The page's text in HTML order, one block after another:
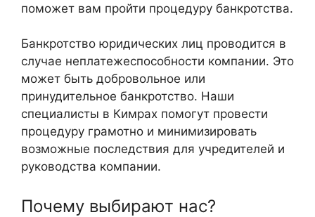
поможет вам пройти процедуру банкротства.
Банкротство юридических лиц проводится в
случае неплатежеспособности компании. Это
может быть добровольное или
принудительное банкротство. Наши
специалисты в Кимрах помогут провести
процедуру грамотно и минимизировать
возможные последствия для учредителей и
руководства компании.
Почему выбирают нас?